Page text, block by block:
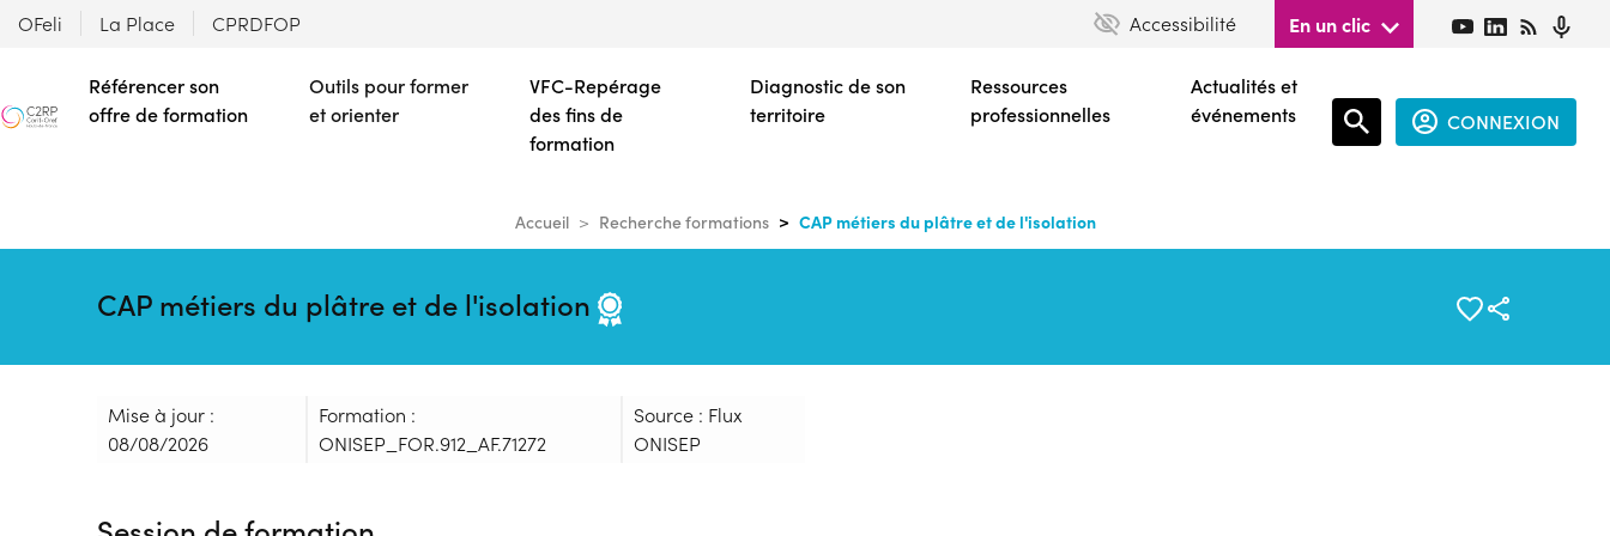
contenu
principal
OFeli La Place CPRDFOP Accessibilité En un clic
Référencer son
offre de formation
Outils pour former
et orienter
VFC-Repérage
des fins de
formation
Diagnostic de son
territoire
Ressources
professionnelles
Actualités et
événements
CONNEXION
Accueil Recherche formations CAP métiers du plâtre et de l'isolation
CAP métiers du plâtre et de l'isolation
Mise à jour :
08/08/2026
Formation :
ONISEP_FOR.912_AF.71272
Source : Flux
ONISEP